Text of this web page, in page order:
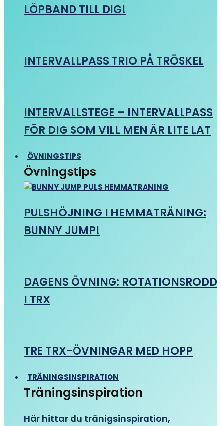
LÖPBAND TILL DIG!
INTERVALLPASS TRIO PÅ TRÖSKEL
INTERVALLSTEGE – INTERVALLPASS
FÖR DIG SOM VILL MEN ÄR LITE LAT
ÖVNINGSTIPS
Övningstips
PULSHÖJNING I HEMMATRÄNING:
BUNNY JUMP!
DAGENS ÖVNING: ROTATIONSRODD
I TRX
TRE TRX-ÖVNINGAR MED HOPP
TRÄNINGSINSPIRATION
Träningsinspiration
Här hittar du tränigsinspiration,